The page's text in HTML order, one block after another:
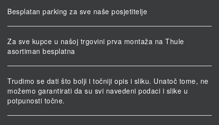
Besplatan parking za sve naše posjetitelje
Za sve kupce u našoj trgovini prva montaža na Thule
asortiman besplatna
Trudimo se dati što bolji i točniji opis i sliku. Unatoč tome, ne
možemo garantirati da su svi navedeni podaci i slike u
potpunosti točne.